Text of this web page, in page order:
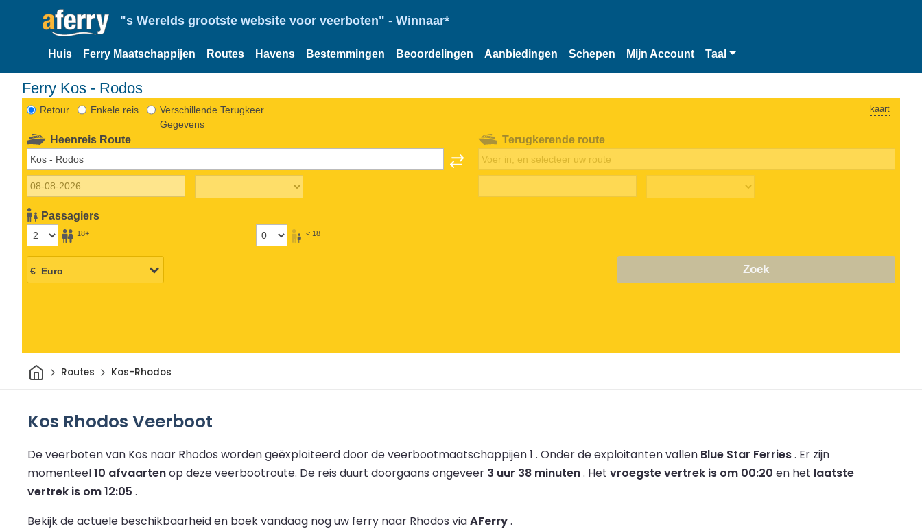
"s Werelds grootste website voor veerboten" - Winnaar*
Huis Ferry Maatschappijen Routes Havens Bestemmingen Beoordelingen Aanbiedingen Schepen Mijn Account Taal
Ferry Kos - Rodos
Retour Enkele reis
Verschillende Terugkeer
Gegevens
kaart
Heenreis Route
Passagiers
18+ < 18
Terugkerende route
Zoek
ThuisRoutes Kos-Rhodos
Kos Rhodos Veerboot
De veerboten van Kos naar Rhodos worden geëxploiteerd door de veerbootmaatschappijen 1 . Onder de exploitanten vallen Blue Star Ferries. Er zijn
momenteel10 afvaartenop deze veerbootroute. De reis duurt doorgaans ongeveer 3 uur 38 minuten. Het vroegste vertrek is om 00:20 en het laatste
vertrek is om 12:05 .
Bekijk de actuele beschikbaarheid en boek vandaag nog uw ferry naar Rhodos viaAFerry.